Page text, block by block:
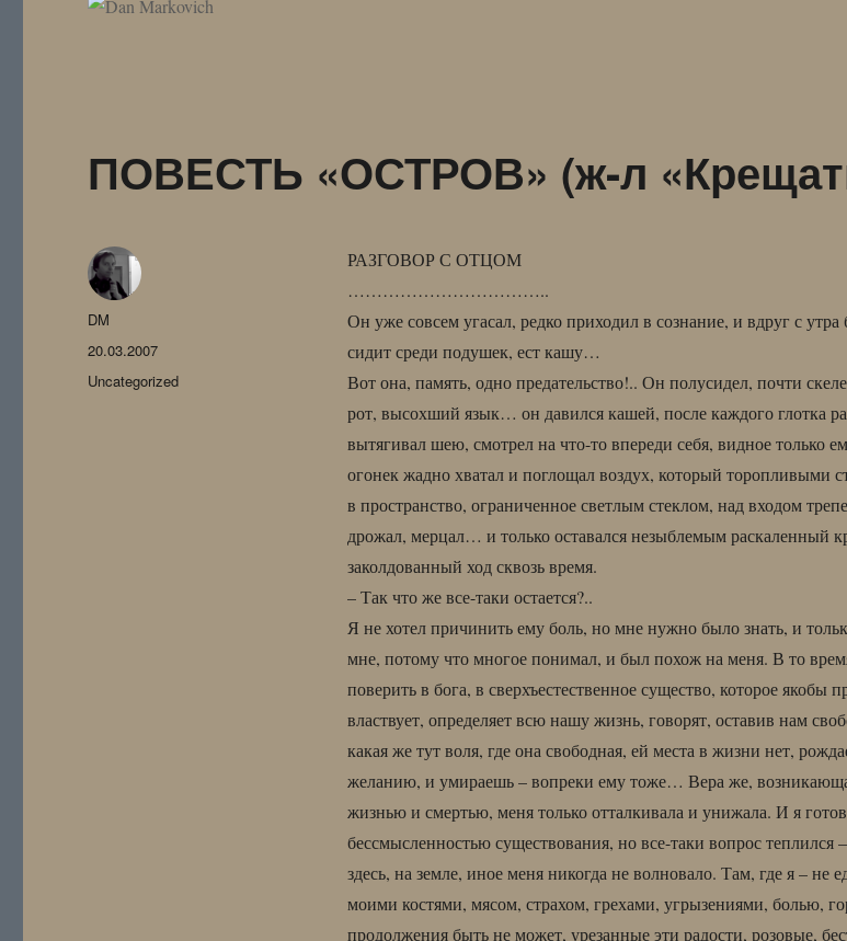
ПОВЕСТЬ «ОСТРОВ» (ж-л
РАЗГОВОР С ОТЦОМ
……………………………..
Он уже совсем угасал, редко приходил в сознание, и вдруг с
сидит среди подушек, ест кашу…
Вот она, память, одно предательство!.. Он полусидел, почти
рот, высохший язык… он давился кашей, после каждого глотка
вытягивал шею, смотрел на что-то впереди себя, видное только
огонек жадно хватал и поглощал воздух, который торопливыми
в пространство, ограниченное светлым стеклом, над входом
дрожал, мерцал… и только оставался незыблемым раскаленный
заколдованный ход сквозь время.
– Так что же все-таки остается?..
Я не хотел причинить ему боль, но мне нужно было знать, и
мне, потому что многое понимал, и был похож на меня. В то
поверить в бога, в сверхъестественное существо, которое якобы
властвует, определяет всю нашу жизнь, говорят, оставив нам
какая же тут воля, где она свободная, ей места в жизни нет,
желанию, и умираешь – вопреки ему тоже… Вера же,
жизнью и смертью, меня только отталкивала и унижала. И я готов
бессмысленностью существования, но все-таки вопрос теплился
здесь, на земле, иное меня никогда не волновало. Там, где я – не
моими костями, мясом, страхом, грехами, угрызениями, болью,
продолжения быть не может, урезанные эти радости, розовые,
Автор
DM
Опубликовано
20.03.2007
Рубрики
Uncategorized